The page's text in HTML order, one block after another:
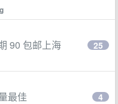
90 包邮上海 25
最佳 4